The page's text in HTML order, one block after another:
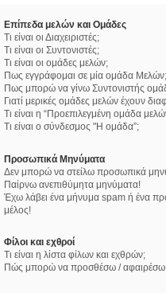
Επίπεδα μελών και Ομάδες
Τι είναι οι Διαχειριστές;
Τι είναι οι Συντονιστές;
Τι είναι οι ομάδες μελών;
Πως εγγράφομαι σε μία ομάδα Μελών;
Πως μπορώ να γίνω Συντονιστής
Γιατί μερικές ομάδες μελών έχουν
Τι είναι η “Προεπιλεγμένη ομάδα
Τι είναι ο σύνδεσμος "Η ομάδα”;
Προσωπικά Μηνύματα
Δεν μπορώ να στείλω προσωπικά
Παίρνω ανεπιθύμητα μηνύματα!
Έχω λάβει ένα μήνυμα spam ή ένα
μέλος!
Φίλοι και εχθροί
Τι είναι η λίστα φίλων και εχθρών;
Πώς μπορώ να προσθέσω / αφαιρέσω